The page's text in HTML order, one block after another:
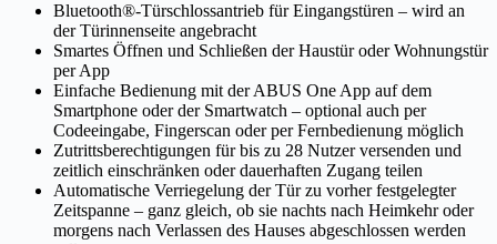
Bluetooth®-Türschlossantrieb für Eingangstüren – wird an
der Türinnenseite angebracht
Smartes Öffnen und Schließen der Haustür oder Wohnungstür
per App
Einfache Bedienung mit der ABUS One App auf dem
Smartphone oder der Smartwatch – optional auch per
Codeeingabe, Fingerscan oder per Fernbedienung möglich
Zutrittsberechtigungen für bis zu 28 Nutzer versenden und
zeitlich einschränken oder dauerhaften Zugang teilen
Automatische Verriegelung der Tür zu vorher festgelegter
Zeitspanne – ganz gleich, ob sie nachts nach Heimkehr oder
morgens nach Verlassen des Hauses abgeschlossen werden